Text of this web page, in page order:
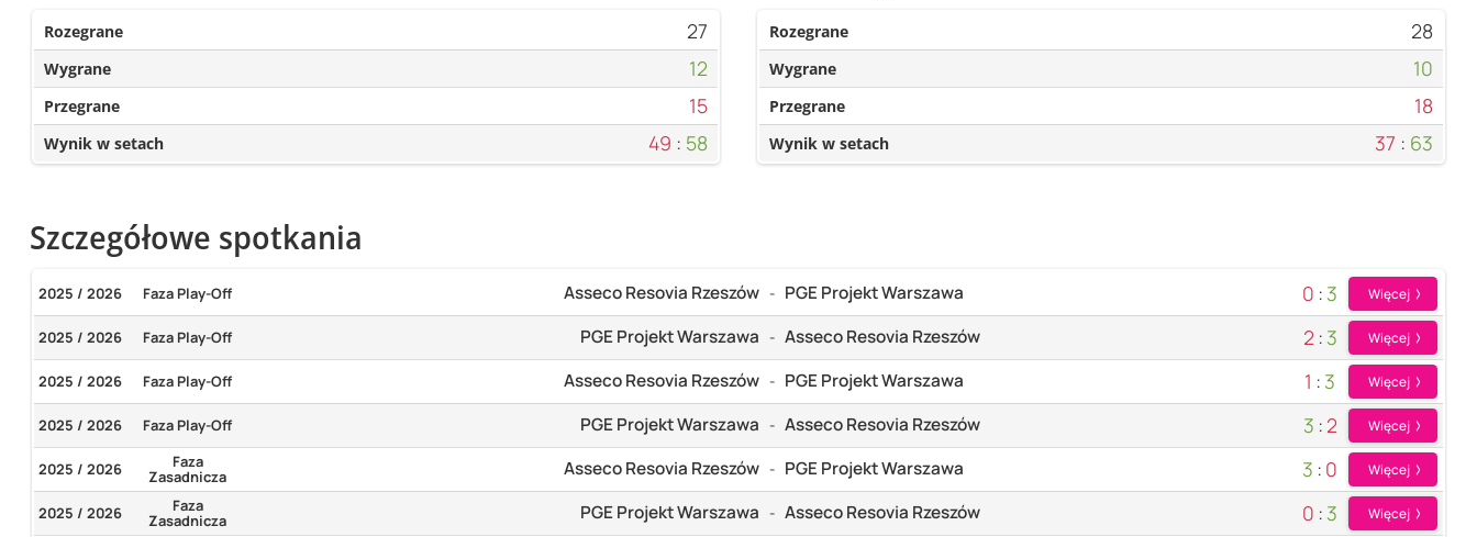
Rozegrane 27
Wygrane 12
Przegrane 15
Wynik w setach 49 : 58
Rozegrane 28
Wygrane 10
Przegrane 18
Wynik w setach 37 : 63
Szczegółowe spotkania
2025 / 2026 Faza Play-Off Asseco Resovia Rzeszów - PGE Projekt Warszawa 0 : 3 Więcej
2025 / 2026 Faza Play-Off PGE Projekt Warszawa - Asseco Resovia Rzeszów 2 : 3 Więcej
2025 / 2026 Faza Play-Off Asseco Resovia Rzeszów - PGE Projekt Warszawa 1 : 3 Więcej
2025 / 2026 Faza Play-Off PGE Projekt Warszawa - Asseco Resovia Rzeszów 3 : 2 Więcej
2025 / 2026 Faza
Zasadnicza Asseco Resovia Rzeszów - PGE Projekt Warszawa 3 : 0 Więcej
2025 / 2026 Faza
Zasadnicza PGE Projekt Warszawa - Asseco Resovia Rzeszów 0 : 3 Więcej